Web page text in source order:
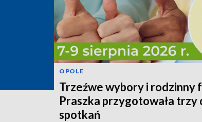
OPOLE
Trzeźwe wybory i rodzinny
Praszka przygotowała trzy
spotkań